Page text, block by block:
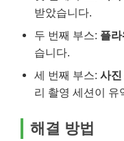
받았습니다.
두 번째 부스: 플
습니다.
세 번째 부스: 사진
리 촬영 세션이 유
해결 방법